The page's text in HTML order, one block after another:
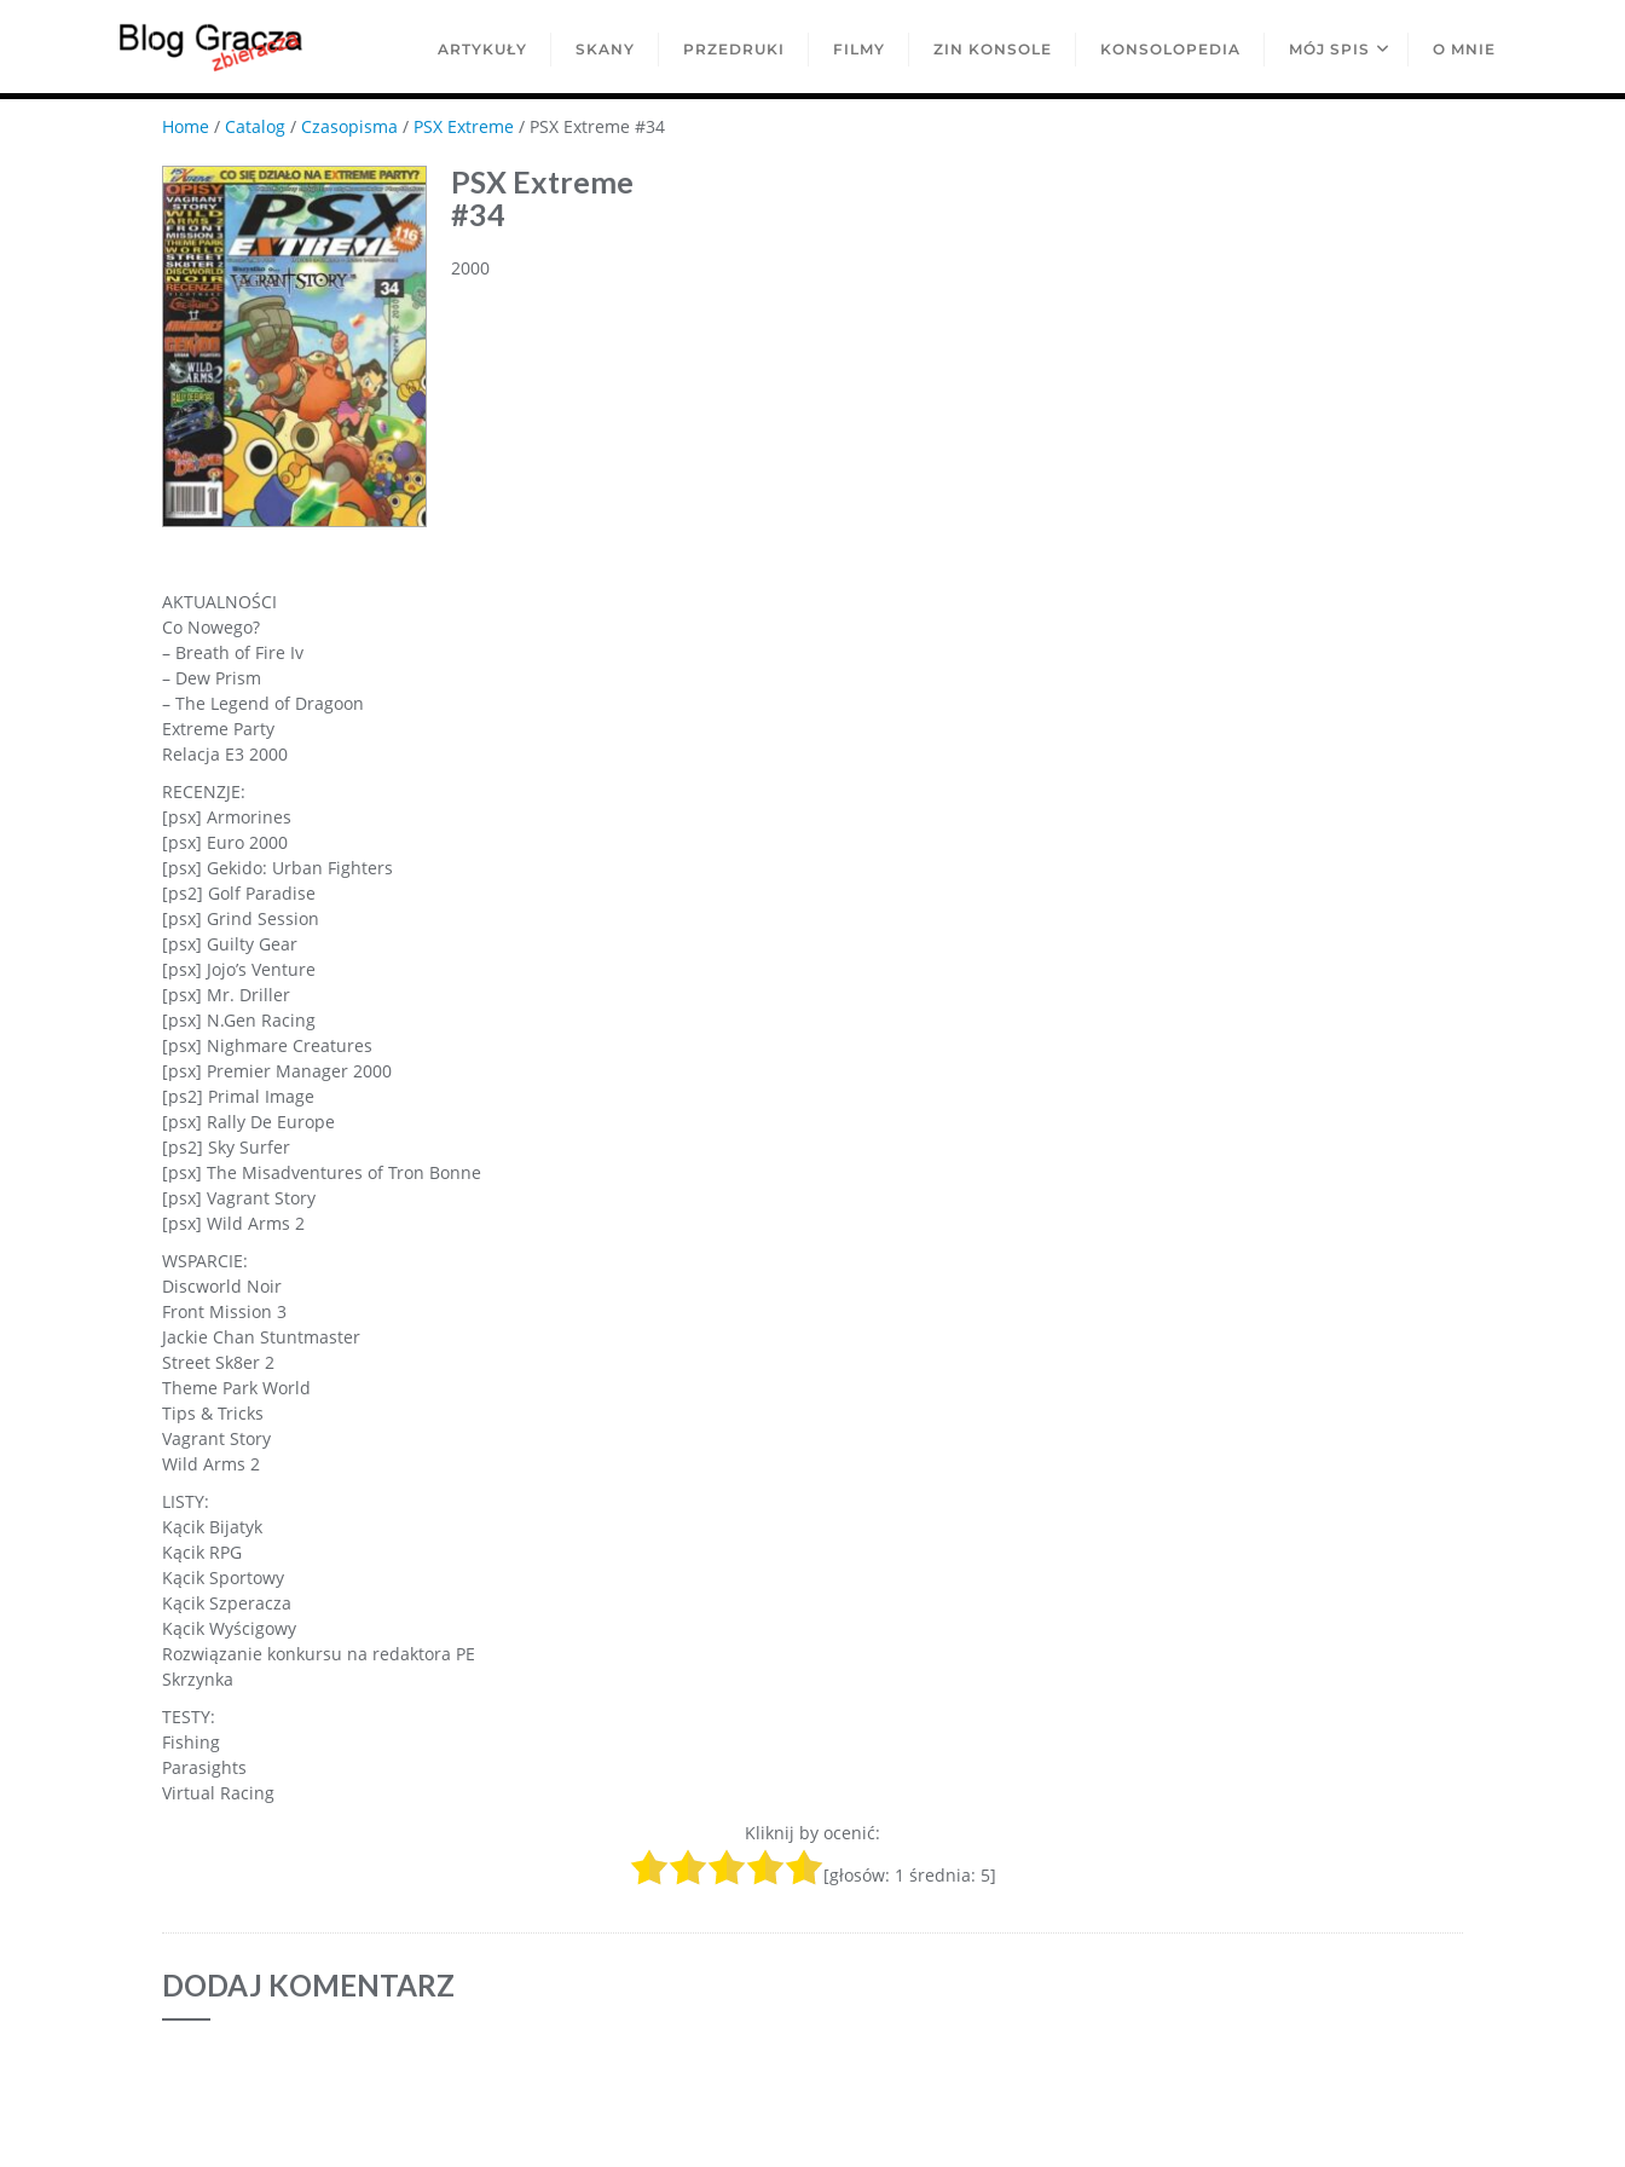
ARTYKUŁY SKANY PRZEDRUKI FILMY ZIN KONSOLE KONSOLOPEDIA MÓJ SPIS O MNIE
Home /Catalog /Czasopisma / PSX Extreme / PSX Extreme #34
PSX Extreme
#34
2000
AKTUALNOŚCI
Co Nowego?
– Breath of Fire Iv
– Dew Prism
– The Legend of Dragoon
Extreme Party
Relacja E3 2000
RECENZJE:
[psx] Armorines
[psx] Euro 2000
[psx] Gekido: Urban Fighters
[ps2] Golf Paradise
[psx] Grind Session
[psx] Guilty Gear
[psx] Jojo’s Venture
[psx] Mr. Driller
[psx] N.Gen Racing
[psx] Nighmare Creatures
[psx] Premier Manager 2000
[ps2] Primal Image
[psx] Rally De Europe
[ps2] Sky Surfer
[psx] The Misadventures of Tron Bonne
[psx] Vagrant Story
[psx] Wild Arms 2
WSPARCIE:
Discworld Noir
Front Mission 3
Jackie Chan Stuntmaster
Street Sk8er 2
Theme Park World
Tips & Tricks
Vagrant Story
Wild Arms 2
LISTY:
Kącik Bijatyk
Kącik RPG
Kącik Sportowy
Kącik Szperacza
Kącik Wyścigowy
Rozwiązanie konkursu na redaktora PE
Skrzynka
TESTY:
Fishing
Parasights
Virtual Racing
Kliknij by ocenić:
[głosów: 1 średnia: 5]
DODAJ KOMENTARZ